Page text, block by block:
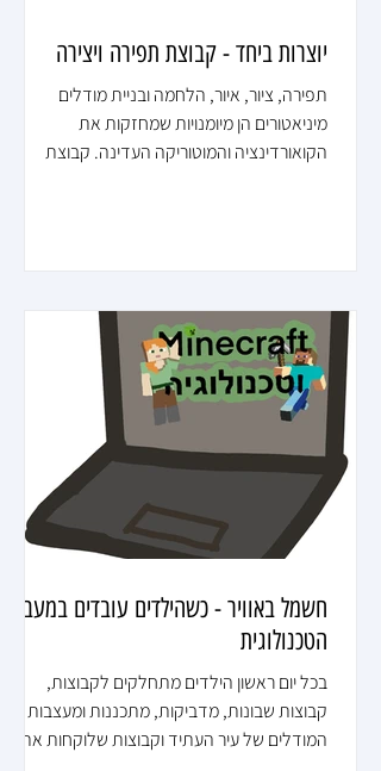
יוצרות ביחד - קבוצת תפירה ויצירה
תפירה, ציור, איור, הלחמה ובניית מודלים
מיניאטורים הן מיומנויות שמחזקות את
הקואורדינציה והמוטוריקה העדינה. קבוצת
להכניס את החוט לחור המחט :-) בין לבין גם
חוגגים יומולדת :-) פרוייקט כרית הסיכות הסתיים
והוחלט לשחרר את התפירה ולעבור לבנות את
קניון העתיד. זאת, בפוסטים הבאים.
חשמל באוויר - כשהילדים עובדים במעבדה
הטכנולוגית
בכל יום ראשון הילדים מתחלקים לקבוצות,
קבוצות שבונות, מדביקות, מתכננות ומעצבות את
המודלים של עיר העתיד וקבוצות שלוקחות את